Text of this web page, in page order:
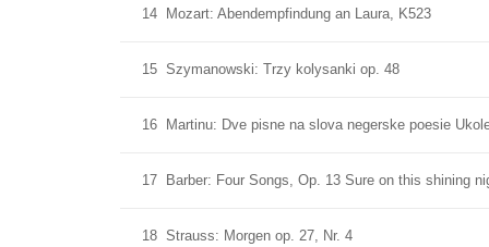
14 Mozart: Abendempfindung an Laura, K523
15 Szymanowski: Trzy kolysanki op. 48
16 Martinu: Dve pisne na slova negerske poesie
17 Barber: Four Songs, Op. 13 Sure on this shining
18 Strauss: Morgen op. 27, Nr. 4